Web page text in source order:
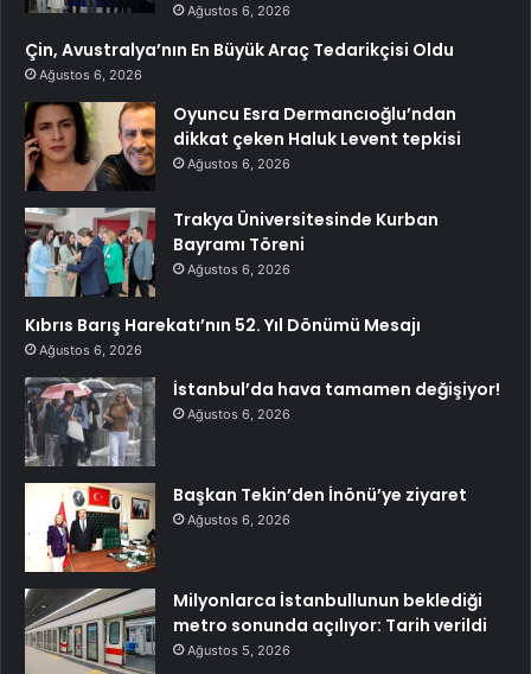
Ağustos 6, 2026
Çin, Avustralya’nın En Büyük Araç Tedarikçisi Oldu
Ağustos 6, 2026
Oyuncu Esra Dermancıoğlu’ndan
dikkat çeken Haluk Levent tepkisi
Ağustos 6, 2026
Trakya Üniversitesinde Kurban
Bayramı Töreni
Ağustos 6, 2026
Kıbrıs Barış Harekatı’nın 52. Yıl Dönümü Mesajı
Ağustos 6, 2026
İstanbul’da hava tamamen değişiyor!
Ağustos 6, 2026
Başkan Tekin’den İnönü’ye ziyaret
Ağustos 6, 2026
Milyonlarca İstanbullunun beklediği
metro sonunda açılıyor: Tarih verildi
Ağustos 5, 2026